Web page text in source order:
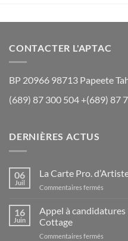
CONTACTER L'APTAC
BP 20966 98713 Papeete
(689) 87 300 504 +(689) 87
DERNIÈRES ACTUS
06
Juil
La Carte Pro.
Commentaires fermés
Carte
Pro.
16
Juin
Appel à candidatures
Cottage
Commentaires fermés